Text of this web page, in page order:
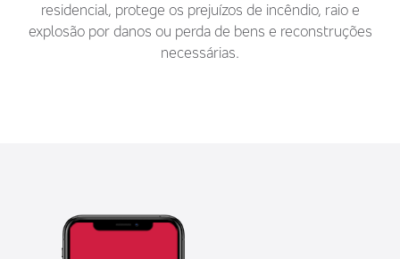
residencial, protege os prejuízos de incêndio, raio e
explosão por danos ou perda de bens e reconstruções
necessárias.